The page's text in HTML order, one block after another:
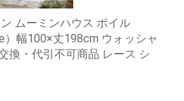
ムーミンハウス ボイル
）幅100×丈198cm ウォッシャ
換・代引不可商品 レース シ